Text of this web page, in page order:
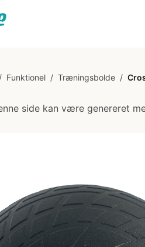
/ Funktionel / Træningsbolde /
side kan være genereret